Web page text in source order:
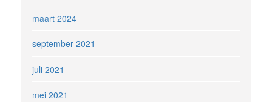
maart 2024
september 2021
juli 2021
mei 2021